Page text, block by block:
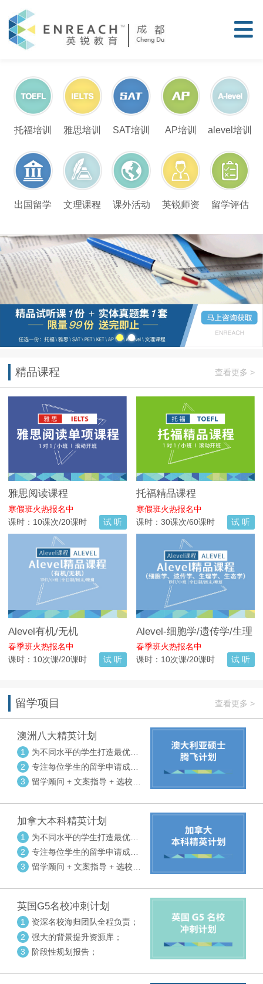
托福培训 雅思培训 SAT培训 AP培训 alevel培训
出国留学 文理课程 课外活动 英锐师资 留学评估
精品课程 查看更多 >
雅思阅读课程
寒假班火热报名中
课时：10课次/20课时
试 听
托福精品课程
寒假班火热报名中
课时：30课次/60课时
试 听
Alevel有机/无机
春季班火热报名中
课时：10次课/20课时
试 听
Alevel-细胞学/遗传学/生理
学/生态学
春季班火热报名中
课时：10次课/20课时
试 听
留学项目 查看更多 >
澳洲八大精英计划
1
为不同水平的学生打造最优选
校方案
2
专注每位学生的留学申请成功
率
3
留学顾问 + 文案指导 + 选校申
加拿大本科精英计划
1
为不同水平的学生打造最优选
校方案
2
专注每位学生的留学申请成功
率
3
留学顾问 + 文案指导 + 选校申
英国G5名校冲刺计划
1
资深名校海归团队全程负责；
2
强大的背景提升资源库；
3
阶段性规划报告；